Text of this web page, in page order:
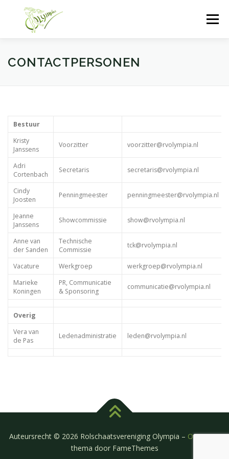
Menu
HOME PROEFLES SHOWS
CONTACTPERSONEN
Bestuur
Kristy
Janssens
Voorzitter voorzitter@rvolympia.nl
Adri
Cortenbach
Secretaris secretaris@rvolympia.nl
Cindy
Joosten
Penningmeester penningmeester@rvolympia.nl
Jeanne
Janssens
Showcommissie show@rvolympia.nl
Anne van
der Sanden
Technische
Commissie
tck@rvolympia.nl
Vacature Werkgroep
werkgroep@rvolympia.nl
Marieke
Koningen
PR, Communicatie
& Sponsoring
communicatie@rvolympia.nl
Overig
Vera van
de Pas
Ledenadministratie leden@rvolympia.nl
Auteursrecht © 2026 Rolschaatsvereniging Olympia – OnePress
thema door FameThemes